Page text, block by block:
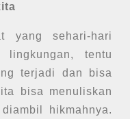
yang sehari-hari
tentu
terjadi dan bisa
bisa menuliskan
hikmahnya.